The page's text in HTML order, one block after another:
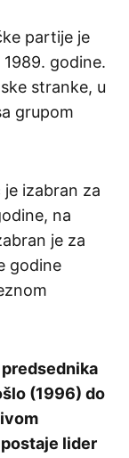
partije je
godine.
stranke, u
grupom
izabran za
na
je za
godine
(1996) do
lider